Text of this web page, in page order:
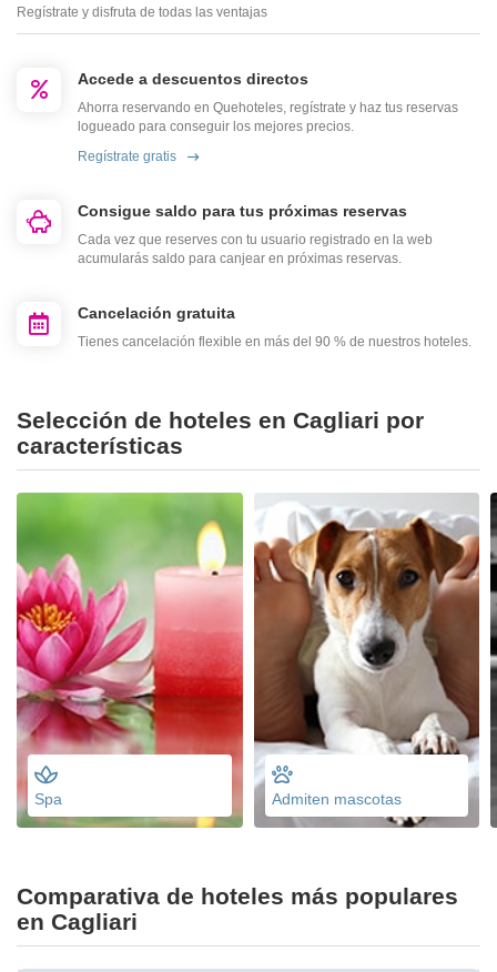
Regístrate y disfruta de todas las ventajas
Accede a descuentos directos
Ahorra reservando en Quehoteles, regístrate y haz tus reservas
logueado para conseguir los mejores precios.
Regístrate gratis
Consigue saldo para tus próximas reservas
Cada vez que reserves con tu usuario registrado en la web
acumularás saldo para canjear en próximas reservas.
Cancelación gratuita
Tienes cancelación flexible en más del 90 % de nuestros hoteles.
Selección de hoteles en Cagliari por
características
Spa Admiten mascotas
Comparativa de hoteles más populares
en Cagliari